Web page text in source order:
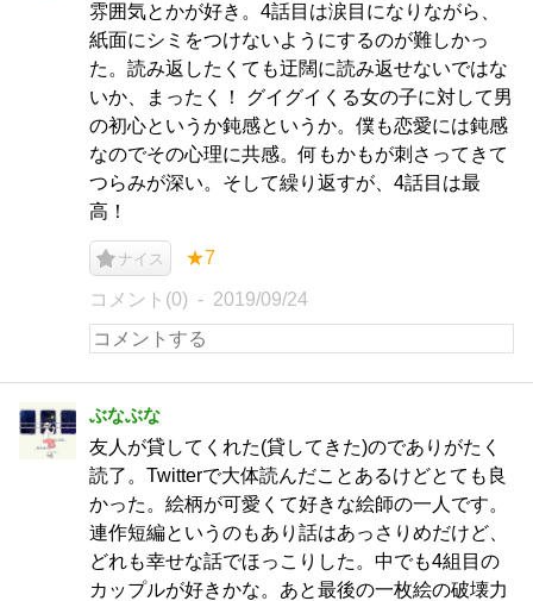
雰囲気とかが好き。4話目は涙目になりながら、
紙面にシミをつけないようにするのが難しかっ
た。読み返したくても迂闊に読み返せないではな
いか、まったく！ グイグイくる女の子に対して男
の初心というか鈍感というか。僕も恋愛には鈍感
なのでその心理に共感。何もかもが刺さってきて
つらみが深い。そして繰り返すが、4話目は最
高！
ナイス ★7
コメント(0) 2019/09/24
ぶなぶな
友人が貸してくれた(貸してきた)のでありがたく
読了。Twitterで大体読んだことあるけどとても良
かった。絵柄が可愛くて好きな絵師の一人です。
連作短編というのもあり話はあっさりめだけど、
どれも幸せな話でほっこりした。中でも4組目の
カップルが好きかな。あと最後の一枚絵の破壊力